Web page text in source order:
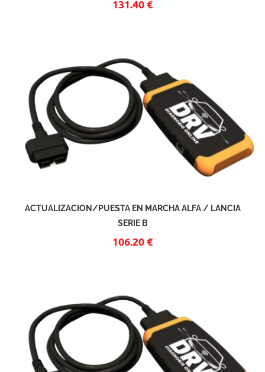
131.40 €
ACTUALIZACION/PUESTA EN MARCHA ALFA / LANCIA
SERIE B
106.20 €